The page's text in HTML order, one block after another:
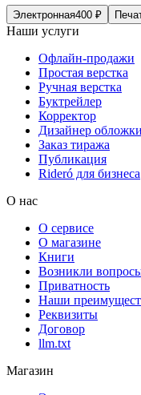
Электронная400 ₽
Наши услуги
Офлайн-продажи
Простая верстка
Ручная верстка
Буктрейлер
Корректор
Дизайнер обложки
Заказ тиража
Публикация
Rideró для бизнеса
О нас
О сервисе
О магазине
Книги
Возникли
Приватность
Наши
Реквизиты
Договор
llm.txt
Магазин